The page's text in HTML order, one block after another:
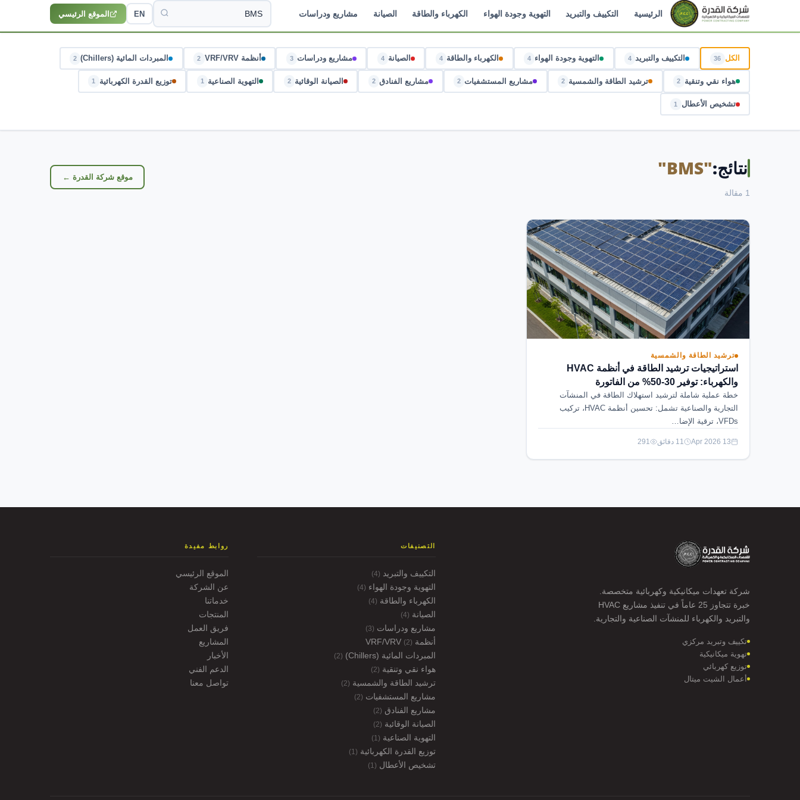
الرئيسية التكييف والتبريد التهوية وجودة الهواء الكهرباء والطاقة الصيانة مشاريع ودراسات EN الموقع الرئيسي
الكل 36 التكييف والتبريد 4 التهوية وجودة الهواء 4 الكهرباء والطاقة 4 الصيانة 4 مشاريع ودراسات 3 أنظمة VRF/VRV 2 المبردات المائية (Chillers) 2
هواء نقي وتنقية 2 ترشيد الطاقة والشمسية 2 مشاريع المستشفيات 2 مشاريع الفنادق 2 الصيانة الوقائية 2 التهوية الصناعية 1 توزيع القدرة الكهربائية 1
تشخيص الأعطال 1
نتائج:"BMS"
1 مقالة
موقع شركة القدرة ←
ترشيد الطاقة والشمسية
استراتيجيات ترشيد الطاقة في أنظمة HVAC
والكهرباء: توفير 30-50% من الفاتورة
خطة عملية شاملة لترشيد استهلاك الطاقة في المنشآت
التجارية والصناعية تشمل: تحسين أنظمة HVAC، تركيب
VFDs، ترقية الإضا…
13 Apr 2026 11 دقائق 291
شركة تعهدات ميكانيكية وكهربائية متخصصة.
خبرة تتجاوز 25 عاماً في تنفيذ مشاريع HVAC
والتبريد والكهرباء للمنشآت الصناعية والتجارية.
تكييف وتبريد مركزي
تهوية ميكانيكية
توزيع كهربائي
أعمال الشيت ميتال
التصنيفات
التكييف والتبريد (4)
التهوية وجودة الهواء (4)
الكهرباء والطاقة (4)
الصيانة (4)
مشاريع ودراسات (3)
أنظمة VRF/VRV (2)
المبردات المائية (Chillers) (2)
هواء نقي وتنقية (2)
ترشيد الطاقة والشمسية (2)
مشاريع المستشفيات (2)
مشاريع الفنادق (2)
الصيانة الوقائية (2)
التهوية الصناعية (1)
توزيع القدرة الكهربائية (1)
تشخيص الأعطال (1)
روابط مفيدة
الموقع الرئيسي
عن الشركة
خدماتنا
المنتجات
فريق العمل
المشاريع
الأخبار
الدعم الفني
تواصل معنا